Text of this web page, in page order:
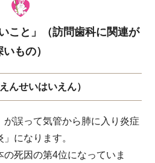
こと」（訪問歯科に関連が
いもの）
んせいはいえん）
が誤って気管から肺に入り炎症
になります。
の死因の第4位になっていま